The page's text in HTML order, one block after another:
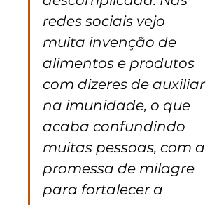
redes sociais vejo
muita invenção de
alimentos e produtos
com dizeres de auxiliar
na imunidade, o que
acaba confundindo
muitas pessoas, com a
promessa de milagre
para fortalecer a